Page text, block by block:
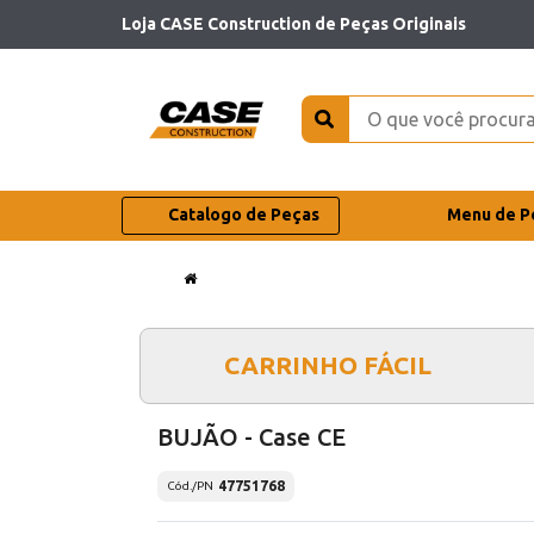
Loja CASE Construction de Peças Originais
Catalogo de Peças Menu de
CARRINHO FÁCIL
BUJÃO - Case CE
Cód./PN 47751768